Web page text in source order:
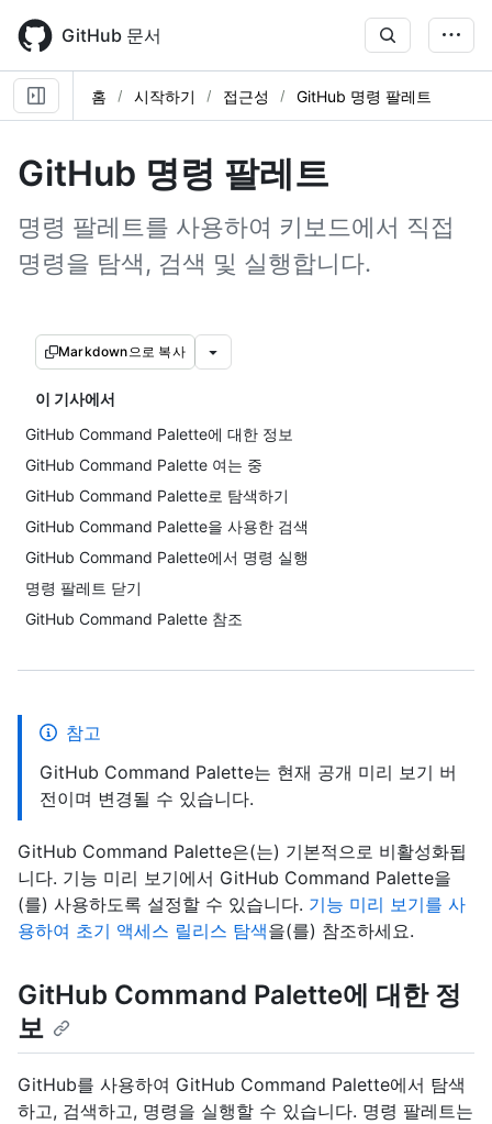
main
content
GitHub 문서
홈 시작하기 접근성 GitHub 명령 팔레트
GitHub 명령 팔레트
명령 팔레트를 사용하여 키보드에서 직접
명령을 탐색, 검색 및 실행합니다.
Markdown으로 복사
이 기사에서
GitHub Command Palette에 대한 정보
GitHub Command Palette 여는 중
GitHub Command Palette로 탐색하기
GitHub Command Palette을 사용한 검색
GitHub Command Palette에서 명령 실행
명령 팔레트 닫기
GitHub Command Palette 참조
참고
GitHub Command Palette는 현재 공개 미리 보기 버
전이며 변경될 수 있습니다.
GitHub Command Palette은(는) 기본적으로 비활성화됩
니다. 기능 미리 보기에서 GitHub Command Palette을
(를) 사용하도록 설정할 수 있습니다. 기능 미리 보기를 사
용하여 초기 액세스 릴리스 탐색을(를) 참조하세요.
GitHub Command Palette에 대한 정
보
GitHub를 사용하여 GitHub Command Palette에서 탐색
하고, 검색하고, 명령을 실행할 수 있습니다. 명령 팔레트는